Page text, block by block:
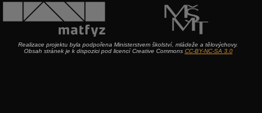
Realizace projektu byla podpořena Ministerstvem školství, mládeže a tělovýchovy.
Obsah stránek je k dispozici pod licencí Creative Commons CC-BY-NC-SA 3.0